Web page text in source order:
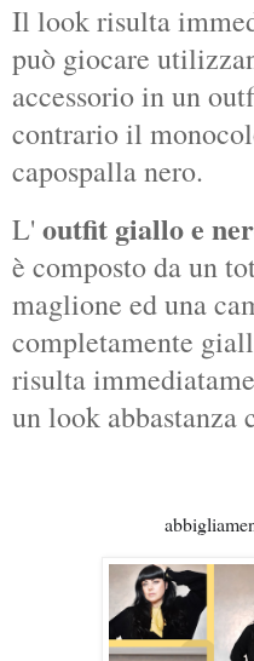
Il look risulta
può giocare
accessorio in un
contrario il
capospalla nero.
L' outfit giallo e
è composto da un
maglione ed una
completamente
risulta
un look abbastanza